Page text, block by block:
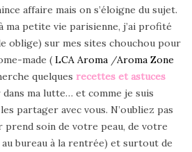
affaire mais on s’éloigne du sujet.
ma petite vie parisienne, j’ai profité
oblige) sur mes sites chouchou pour
made ( LCA Aroma /Aroma Zone
quelques recettes et astuces
dans ma lutte… et comme je suis
partager avec vous. N’oubliez pas
prend soin de votre peau, de votre
bureau à la rentrée) et surtout de